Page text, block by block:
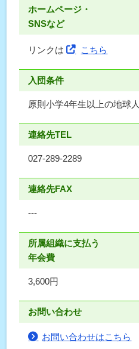
ホームページ・
SNSなど
リンクは こちら
入団条件
原則小学4年生以上の地球人
連絡先TEL
027-289-2289
連絡先FAX
---
所属組織に支払う
年会費
3,600円
お問い合わせ
お問い合わせはこちら